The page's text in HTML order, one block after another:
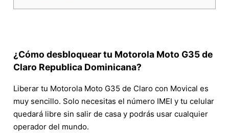
¿Cómo desbloquear tu Motorola Moto G35 de
Claro Republica Dominicana?
Liberar tu Motorola Moto G35 de Claro con Movical es
muy sencillo. Solo necesitas el número IMEI y tu celular
quedará libre sin salir de casa y podrás usar cualquier
operador del mundo.